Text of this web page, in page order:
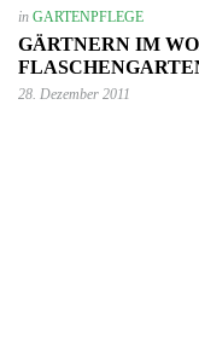
in GARTENPFLEGE
GÄRTNERN IM
28. Dezember 2011